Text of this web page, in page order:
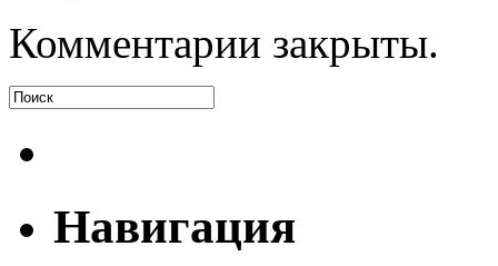
Комментарии закрыты.
Навигация